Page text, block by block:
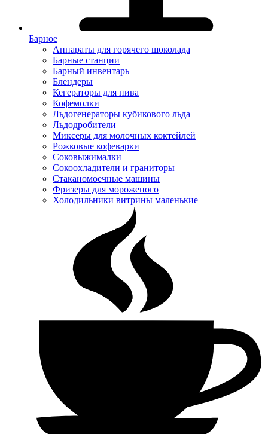
Барное
Аппараты для горячего шоколада
Барные станции
Барный инвентарь
Блендеры
Кегераторы для пива
Кофемолки
Льдогенераторы кубикового льда
Льдодробители
Миксеры для молочных коктейлей
Рожковые кофеварки
Соковыжималки
Сокоохладители и граниторы
Стаканомоечные машины
Фризеры для мороженого
Холодильники витрины маленькие